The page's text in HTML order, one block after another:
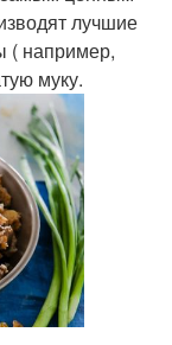
лучшие
( например,
муку.